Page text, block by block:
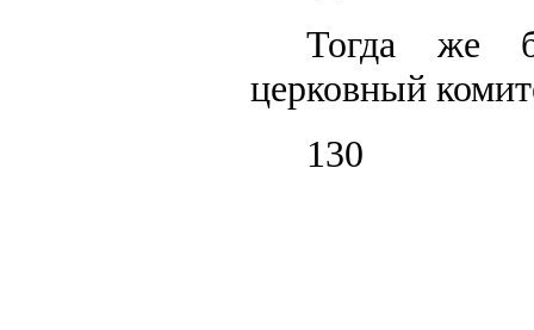
Тогда же
церковный
130